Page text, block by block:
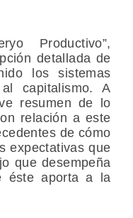
Productivo”,
detallada de
los sistemas
capitalismo. A
resumen de lo
relación a este
de cómo
expectativas que
que desempeña
éste aporta a la